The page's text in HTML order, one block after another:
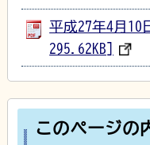
平成27年4月10
295.62KB]
このページの